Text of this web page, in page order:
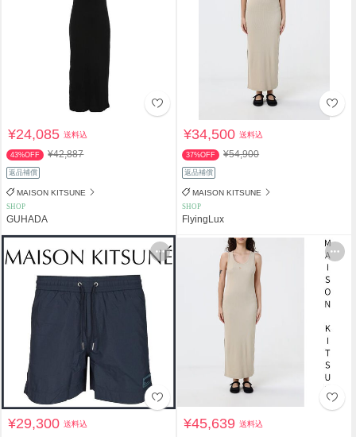
¥24,085送料込
43%OFF ¥42,887
返品補償
MAISON KITSUNE
SHOP
GUHADA
¥34,500送料込
37%OFF ¥54,900
返品補償
MAISON KITSUNE
SHOP
FlyingLux
¥29,300送料込 ¥45,639送料込